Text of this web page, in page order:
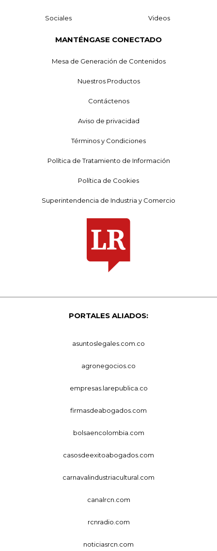
Sociales Videos
MANTÉNGASE CONECTADO
Mesa de Generación de Contenidos
Nuestros Productos
Contáctenos
Aviso de privacidad
Términos y Condiciones
Política de Tratamiento de Información
Política de Cookies
Superintendencia de Industria y Comercio
PORTALES ALIADOS:
asuntoslegales.com.co
agronegocios.co
empresas.larepublica.co
firmasdeabogados.com
bolsaencolombia.com
casosdeexitoabogados.com
carnavalindustriacultural.com
canalrcn.com
rcnradio.com
noticiasrcn.com